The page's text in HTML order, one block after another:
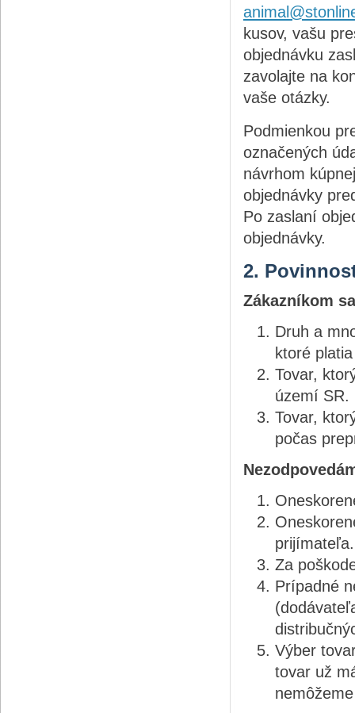
kusov, vašu
objednávku
zavolajte na
vaše otázky.
Podmienkou
označených
návrhom
objednávky
Po zaslaní
objednávky.
2.
Zákazníkom
Druh a
ktoré
Tovar,
území SR.
Tovar,
počas
prijímateľa.
Za
Prípadné
Výber
tovar už